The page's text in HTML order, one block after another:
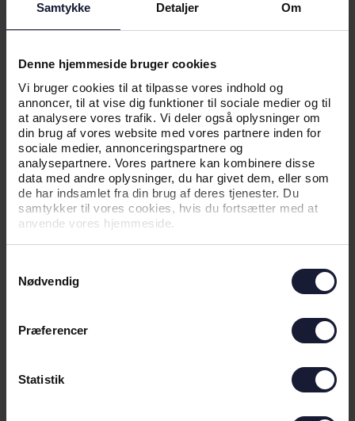
Samtykke Detaljer Om
Denne hjemmeside bruger cookies
Vi bruger cookies til at tilpasse vores indhold og
annoncer, til at vise dig funktioner til sociale medier og til
at analysere vores trafik. Vi deler også oplysninger om
din brug af vores website med vores partnere inden for
sociale medier, annonceringspartnere og
analysepartnere. Vores partnere kan kombinere disse
data med andre oplysninger, du har givet dem, eller som
de har indsamlet fra din brug af deres tjenester. Du
samtykker til vores cookies, hvis du fortsætter med at
anvende vores hjemmeside.
Nødvendig
Præferencer
Statistik
AGF OG DANSK INDUSTRI VIL
STYRKE HINANDEN MED NYT
SAMARBEJDE
06.07.2026
UDEBANETRØJEN 26/27